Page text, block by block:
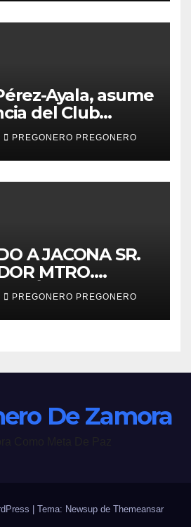
Ayala, asume
del Club
Industrial,
2026–2027
PREGONERO PREGONERO
A JACONA SR.
MTRO.
PREGONERO PREGONERO
De Zamora
| Tema: Newsup de Themeansar